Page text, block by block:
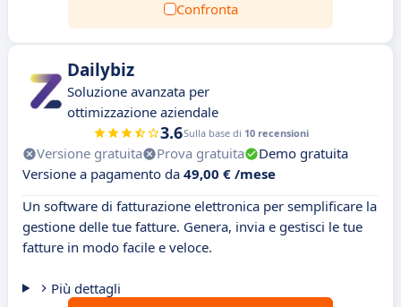
Confronta
Dailybiz
Soluzione avanzata per
ottimizzazione aziendale
3.6Sulla base di 10 recensioni
Versione gratuita Prova gratuita
Demo gratuita
Versione a pagamento da 49,00 € /mese
Un software di fatturazione elettronica per semplificare la
gestione delle tue fatture. Genera, invia e gestisci le tue
fatture in modo facile e veloce.
Più dettagli